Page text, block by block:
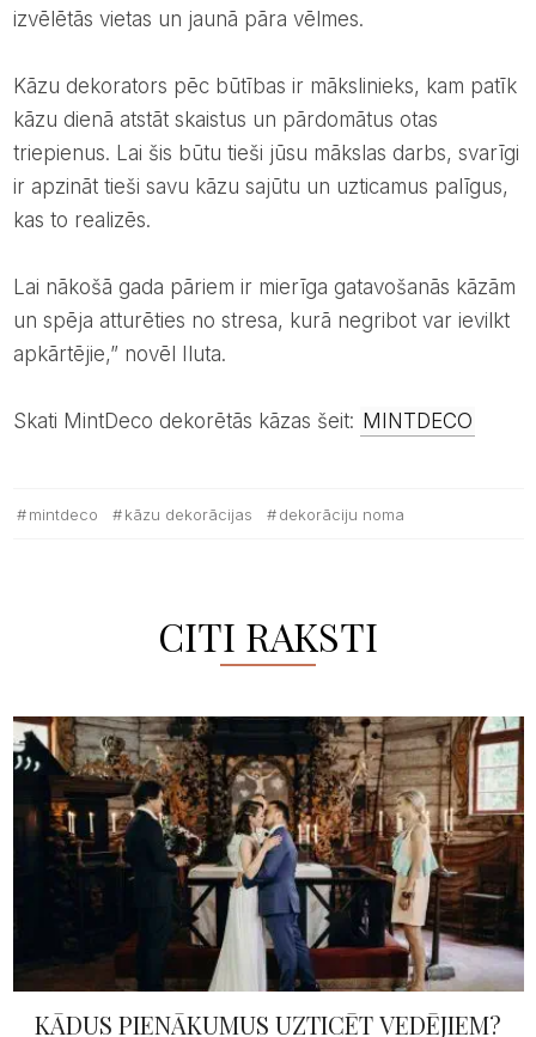
izvēlētās vietas un jaunā pāra vēlmes.
Kāzu dekorators pēc būtības ir mākslinieks, kam patīk
kāzu dienā atstāt skaistus un pārdomātus otas
triepienus. Lai šis būtu tieši jūsu mākslas darbs, svarīgi
ir apzināt tieši savu kāzu sajūtu un uzticamus palīgus,
kas to realizēs.
Lai nākošā gada pāriem ir mierīga gatavošanās kāzām
un spēja atturēties no stresa, kurā negribot var ievilkt
apkārtējie,” novēl Iluta.
Skati MintDeco dekorētās kāzas šeit: MINTDECO
mintdeco kāzu dekorācijas dekorāciju noma
CITI RAKSTI
KĀDUS PIENĀKUMUS UZTICĒT VEDĒJIEM?